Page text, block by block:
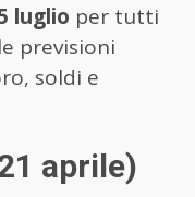
luglio per tutti
previsioni
soldi e
aprile)